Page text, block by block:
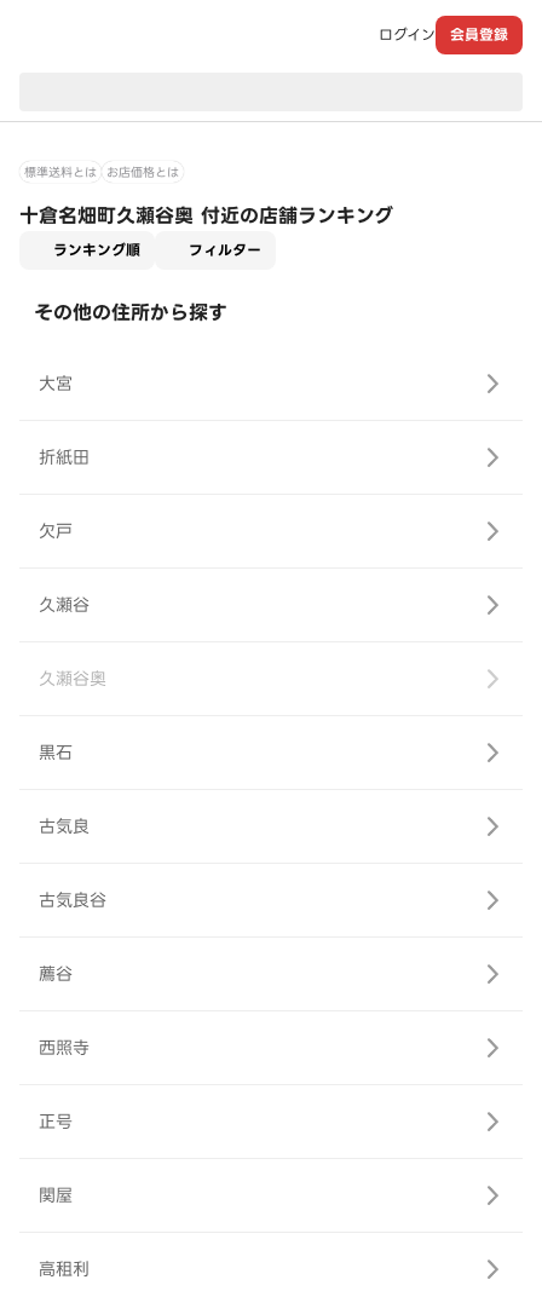
ログイン 会員登録
標準送料とは お店価格とは
十倉名畑町久瀬谷奥 付近の店舗ランキング
ランキング順 フィルター
その他の住所から探す
大宮
折紙田
欠戸
久瀬谷
久瀬谷奥
黒石
古気良
古気良谷
薦谷
西照寺
正号
関屋
高租利